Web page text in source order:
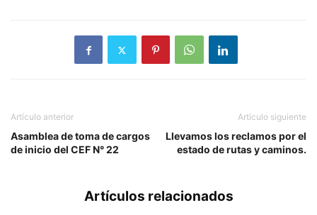
Artículo anterior
Asamblea de toma de cargos
de inicio del CEF N° 22
Artículo siguiente
Llevamos los reclamos por el
estado de rutas y caminos.
Artículos relacionados